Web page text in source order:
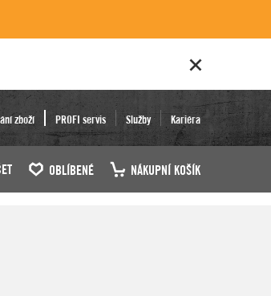
zboží PROFI servis Služby Kariéra
OBLÍBENÉ NÁKUPNÍ KOŠÍK